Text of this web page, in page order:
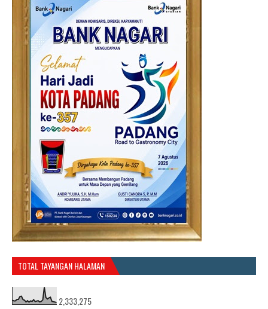
TOTAL TAYANGAN HALAMAN
2,333,275